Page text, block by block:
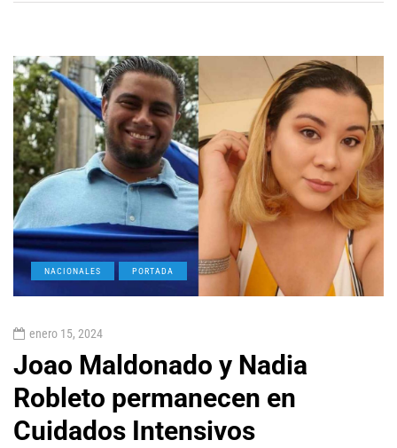
NACIONALES PORTADA
enero 15, 2024
Joao Maldonado y Nadia
Robleto permanecen en
Cuidados Intensivos